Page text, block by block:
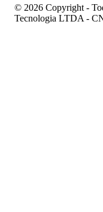
© 2026 Copyright -
Tecnologia LTDA -